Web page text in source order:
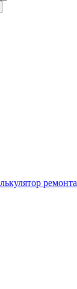
ремонта